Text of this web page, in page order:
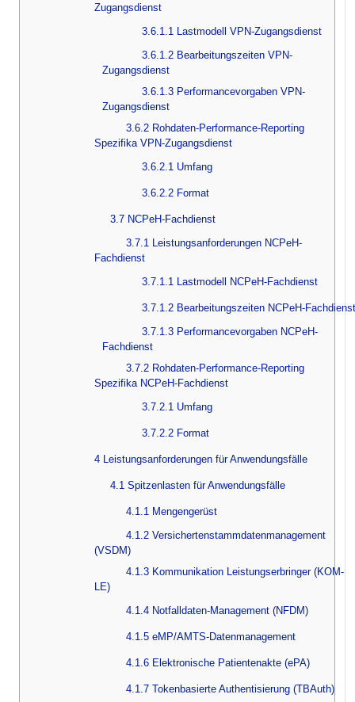
Zugangsdienst
3.6.1.1 Lastmodell VPN-Zugangsdienst
3.6.1.2 Bearbeitungszeiten VPN-
Zugangsdienst
3.6.1.3 Performancevorgaben VPN-
Zugangsdienst
3.6.2 Rohdaten-Performance-Reporting
Spezifika VPN-Zugangsdienst
3.6.2.1 Umfang
3.6.2.2 Format
3.7 NCPeH-Fachdienst
3.7.1 Leistungsanforderungen NCPeH-
Fachdienst
3.7.1.1 Lastmodell NCPeH-Fachdienst
3.7.1.2 Bearbeitungszeiten NCPeH-Fachdienst
3.7.1.3 Performancevorgaben NCPeH-
Fachdienst
3.7.2 Rohdaten-Performance-Reporting
Spezifika NCPeH-Fachdienst
3.7.2.1 Umfang
3.7.2.2 Format
4 Leistungsanforderungen für Anwendungsfälle
4.1 Spitzenlasten für Anwendungsfälle
4.1.1 Mengengerüst
4.1.2 Versichertenstammdatenmanagement
(VSDM)
4.1.3 Kommunikation Leistungserbringer (KOM-
LE)
4.1.4 Notfalldaten-Management (NFDM)
4.1.5 eMP/AMTS-Datenmanagement
4.1.6 Elektronische Patientenakte (ePA)
4.1.7 Tokenbasierte Authentisierung (TBAuth)